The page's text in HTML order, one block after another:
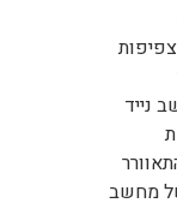
נייד
מחשב